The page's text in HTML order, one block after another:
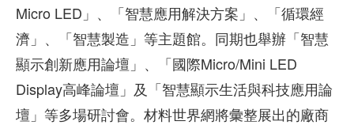
Micro LED」、「智慧應用解決方案」、「循環經
濟」、「智慧製造」等主題館。同期也舉辦「智慧
顯示創新應用論壇」、「國際Micro/Mini LED
Display高峰論壇」及「智慧顯示生活與科技應用論
壇」等多場研討會。材料世界網將彙整展出的廠商